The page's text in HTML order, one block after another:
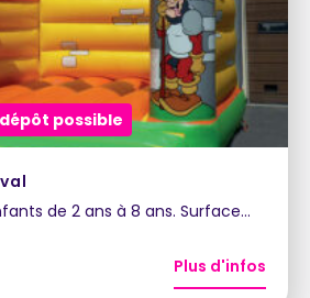
possible
de 2 ans à 8 ans. Surface…
Plus d'infos